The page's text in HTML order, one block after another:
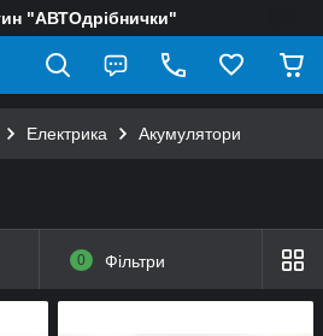
"АВТОдрібнички"
Електрика Акумулятори
0 Фільтри